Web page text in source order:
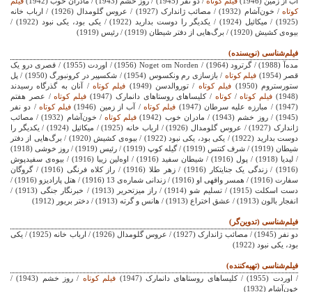
کوتاه
/ خون‌آشام (1932) / مصائب ژاندارک (1927) / عروس گلومدال (1926) / ارباب خانه
(1925) / میکائیل (1924) / یکدیگر را دوست بدارید (1922) / یکی بود، یکی نبود (1922) /
بیوه‌ی کشیش (1920) / برگ‌هایی از دفتر شیطان (1919) / رئیس (1919)
فیلم‌شناسی (نویسنده)
مده‌آ (1988) / گرترود (1964) /
Noget om Norden
(1956) / اوردت (1955) / قصری درو یک
قصر (1954)
فیلم کوتاه
/ بازسازی رم ونکسوس (1954) / شکسپیر در کرونبورگ (1950) / پل
ستورستروم (1950)
فیلم کوتاه / توروالدسن (1949) فیلم کوتاه / آنان به گذرگاه رسیدند
(1948)
فیلم کوتاه/کوتاه / کلیساهای روستاهای دانمارک (1947) فیلم کوتاه/ عصر هفتم
(1947) / مبارزه علیه سرطان (1947)
فیلم کوتاه / آب از زمین (1946) فیلم کوتاه / دو نفر
(1945) / روز خشم (1943) / مادران خوب (1942)
فیلم کوتاه
/ خون‌آشام (1932) / مصائب
ژاندارک (1927) / عروس گلومدال (1926) / ارباب خانه (1925) / میکائیل (1924) / یکدیگر را
دوست بدارید (1922) / یکی بود، یکی نبود (1922) / بیوه‌ی کشیش (1920) / برگ‌هایی از دفتر
شیطان (1919) / شرف کنتس (1919) / گیله کوپ (1919) / رئیس (1919) / روز خوشی (1918)
/ لیدیا (1918) / پول (1916) / شیطان سفید (1916) / اوه‌لین زیبا (1916) / بیوه‌ی سفیدپوش
(1916) / زندگی یک جنایتکار (1916) / زهر طلا (1916) / راز کلاه فرنگی (1916) / گروگان
سفارت (1916) / همسر واقهی او (1916) / زندانی شماره‌ی 13 (1916) / هتل پارادیزو (1916) /
دست اسکلت (1915) / تسلیم شو (1914) / راز میزتحریر (1913) / خبرنگار جنگی (1913) /
انفجار بالون (1913) / عشق اختراع (1913) / هانس و گرته (1913) / دختر بریور (1912)
فیلم‌شناسی (تدوین‌گر)
دو نفر (1945) / مصائب ژاندارک (1927) / عروس گلومدال (1926) / ارباب خانه (1925) / یکی
بود، یکی نبود (1922)
فیلم‌شناسی (تهیه‌کننده)
/ اوردت (1955) / کلیساهای روستاهای دانمارک (1947)
فیلم کوتاه
/ روز خشم (1943) /
خون‌آشام (1932)